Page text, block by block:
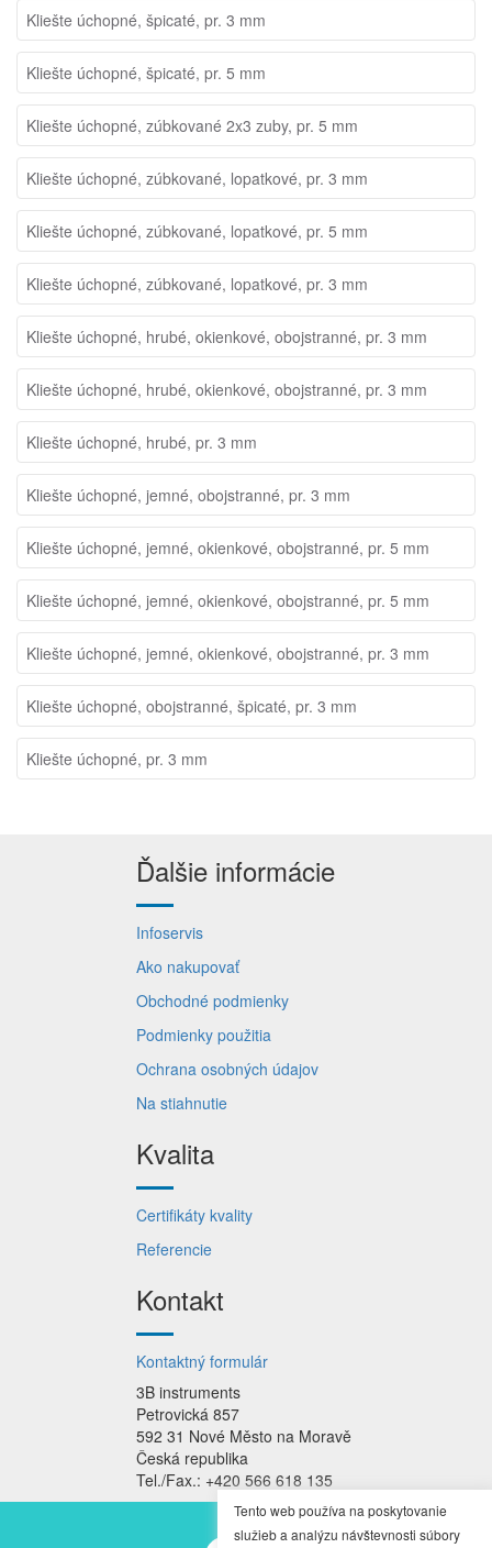
Kliešte úchopné, špicaté, pr. 3 mm
Kliešte úchopné, špicaté, pr. 5 mm
Kliešte úchopné, zúbkované 2x3 zuby, pr. 5 mm
Kliešte úchopné, zúbkované, lopatkové, pr. 3 mm
Kliešte úchopné, zúbkované, lopatkové, pr. 5 mm
Kliešte úchopné, zúbkované, lopatkové, pr. 3 mm
Kliešte úchopné, hrubé, okienkové, obojstranné, pr. 3 mm
Kliešte úchopné, hrubé, okienkové, obojstranné, pr. 3 mm
Kliešte úchopné, hrubé, pr. 3 mm
Kliešte úchopné, jemné, obojstranné, pr. 3 mm
Kliešte úchopné, jemné, okienkové, obojstranné, pr. 5 mm
Kliešte úchopné, jemné, okienkové, obojstranné, pr. 5 mm
Kliešte úchopné, jemné, okienkové, obojstranné, pr. 3 mm
Kliešte úchopné, obojstranné, špicaté, pr. 3 mm
Kliešte úchopné, pr. 3 mm
Ďalšie informácie
Infoservis
Ako nakupovať
Obchodné podmienky
Podmienky použitia
Ochrana osobných údajov
Na stiahnutie
Kvalita
Certifikáty kvality
Referencie
Kontakt
Kontaktný formulár
3B instruments
Petrovická 857
592 31 Nové Město na Moravě
Česká republika
Tel./Fax.: +420 566 618 135
Tento web používa na poskytovanie
služieb a analýzu návštevnosti súbory